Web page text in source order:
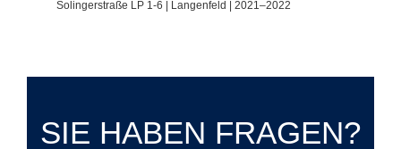
Solingerstraße LP 1-6 | Langenfeld | 2021–2022
SIE HABEN FRAGEN?